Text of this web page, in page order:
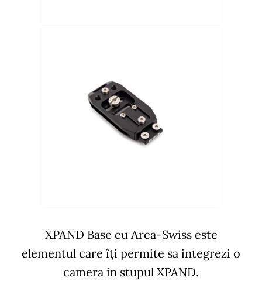
XPAND Base cu Arca-Swiss este
elementul care îți permite sa integrezi o
camera in stupul XPAND.